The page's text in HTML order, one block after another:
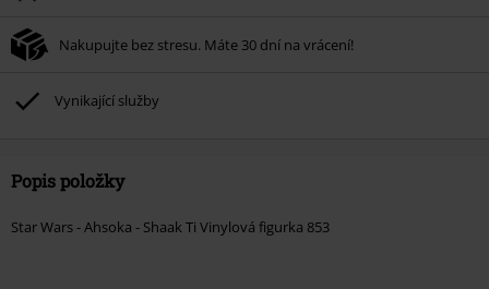
Nakupujte bez stresu. Máte 30 dní na vrácení!
Vynikající služby
Popis položky
Star Wars - Ahsoka - Shaak Ti Vinylová figurka 853